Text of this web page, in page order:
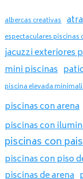
albercas creativas
espectaculares piscinas
jacuzzi exteriores
mini piscinas
piscina elevada
piscinas con arena
piscinas con
piscinas con
piscinas con piso
piscinas de arena